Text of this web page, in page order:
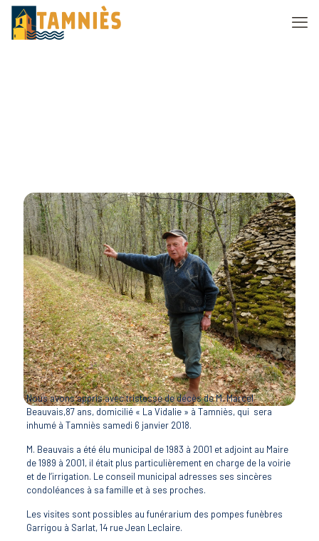
Nous avons appris avec tristesse de décès de M. Marcel
Beauvais,87 ans, domicilié « La Vidalie » à Tamniès, qui sera
inhumé à Tamniès samedi 6 janvier 2018.
M. Beauvais a été élu municipal de 1983 à 2001 et adjoint au Maire
de 1989 à 2001, il était plus particulièrement en charge de la voirie
et de l’irrigation. Le conseil municipal adresses ses sincères
condoléances à sa famille et à ses proches.
Les visites sont possibles au funérarium des pompes funèbres
Garrigou à Sarlat, 14 rue Jean Leclaire.